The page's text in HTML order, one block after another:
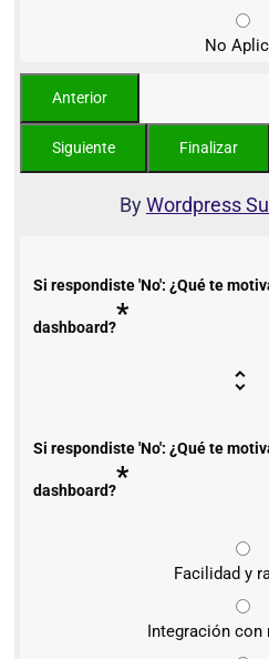
No
ByWordpress
Si respondiste 'No': ¿Qué te
dashboard?*
Si respondiste 'No': ¿Qué te
dashboard?*
Facilidad y
Integración con